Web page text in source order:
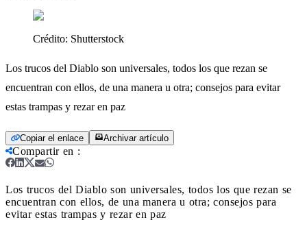
Crédito: Shutterstock
Los trucos del Diablo son universales, todos los que rezan se
encuentran con ellos, de una manera u otra; consejos para evitar
estas trampas y rezar en paz
Copiar el enlace Archivar artículo
Compartir en :
Los trucos del Diablo son universales, todos los que rezan se
encuentran con ellos, de una manera u otra; consejos para
evitar estas trampas y rezar en paz